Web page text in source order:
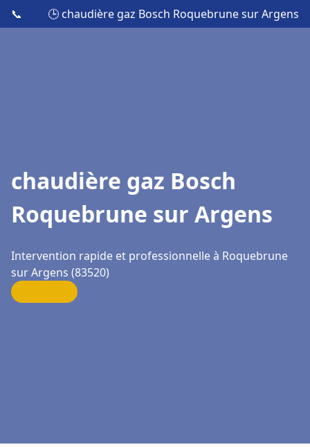
📞 🕒 chaudière gaz Bosch Roquebrune sur Argens
chaudière gaz Bosch
Roquebrune sur Argens
Intervention rapide et professionnelle à Roquebrune
sur Argens (83520)